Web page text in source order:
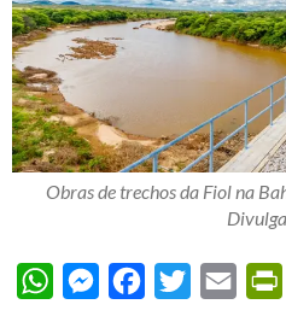
Obras de trechos da Fiol na
WhatsAppMessengerFacebook
Twitter Email